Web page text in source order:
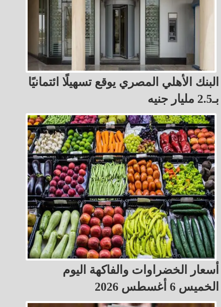
البنك الأهلي المصري يوقع تسهيلًا ائتمانيًا
بـ2.5 مليار جنيه
أسعار الخضراوات والفاكهة اليوم
الخميس 6 أغسطس 2026